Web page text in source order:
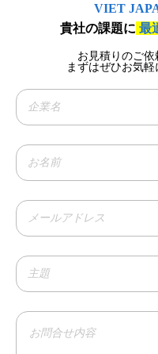
VIET
貴社の課題に 最
お見積りのご依
まずはぜひお気軽